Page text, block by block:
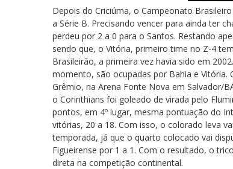
Depois do Criciúma, o Campeonato
a Série B. Precisando vencer para ainda ter
perdeu por 2 a 0 para o Santos. Restando
sendo que, o Vitória, primeiro time no Z-4
Brasileirão, a primeira vez havia sido em
momento, são ocupadas por Bahia e
Grêmio, na Arena Fonte Nova em Salvador/
o Corinthians foi goleado de virada pelo
pontos, em 4º lugar, mesma pontuação do
vitórias, 20 a 18. Com isso, o colorado leva
temporada, já que o quarto colocado vai
Figueirense por 1 a 1. Com o resultado, o
direta na competição continental.